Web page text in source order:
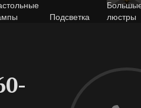
Подсветка
люстры